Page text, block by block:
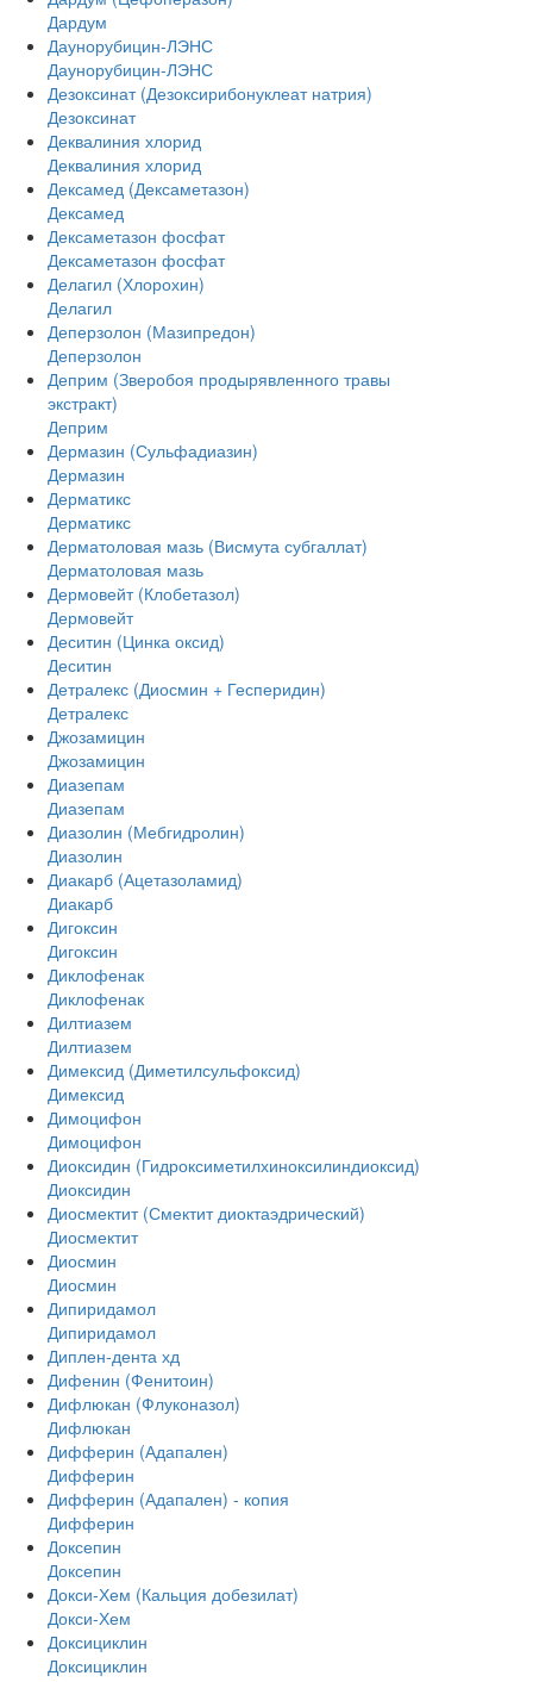
Дардум
Даунорубицин-ЛЭНС
Даунорубицин-ЛЭНС
Дезоксинат (Дезоксирибонуклеат натрия)
Дезоксинат
Деквалиния хлорид
Деквалиния хлорид
Дексамед (Дексаметазон)
Дексамед
Дексаметазон фосфат
Дексаметазон фосфат
Делагил (Хлорохин)
Делагил
Деперзолон (Мазипредон)
Деперзолон
Деприм (Зверобоя продырявленного травы
экстракт)
Деприм
Дермазин (Сульфадиазин)
Дермазин
Дерматикс
Дерматикс
Дерматоловая мазь (Висмута субгаллат)
Дерматоловая мазь
Дермовейт (Клобетазол)
Дермовейт
Деситин (Цинка оксид)
Деситин
Детралекс (Диосмин + Гесперидин)
Детралекс
Джозамицин
Джозамицин
Диазепам
Диазепам
Диазолин (Мебгидролин)
Диазолин
Диакарб (Ацетазоламид)
Диакарб
Дигоксин
Дигоксин
Диклофенак
Диклофенак
Дилтиазем
Дилтиазем
Димексид (Диметилсульфоксид)
Димексид
Димоцифон
Димоцифон
Диоксидин (Гидроксиметилхиноксилиндиоксид)
Диоксидин
Диосмектит (Смектит диоктаэдрический)
Диосмектит
Диосмин
Диосмин
Дипиридамол
Дипиридамол
Диплен-дента хд
Дифенин (Фенитоин)
Дифлюкан (Флуконазол)
Дифлюкан
Дифферин (Адапален)
Дифферин
Дифферин (Адапален) - копия
Дифферин
Доксепин
Доксепин
Докси-Хем (Кальция добезилат)
Докси-Хем
Доксициклин
Доксициклин